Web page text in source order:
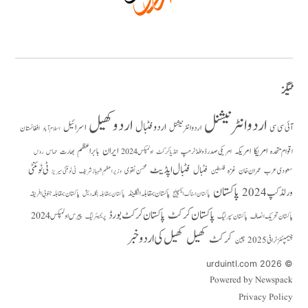
ٹیگز
آئی سی سی اردو انٹرنیشنل اردو انٹر نیشنل اردو فٹبالاردو کھیل اسرائیل اسلام آباد افغانستان
اقوام متحدہ امریکا امریکہ امریکی صدر ڈونلڈ ٹرمپ انڈیا کرکٹ اولمپکس 2024 ایران بابر اعظم بھارت حماس روس
سعودی عرب عمران خان غزہ فلسطین فٹبال فٹبال اپڈیٹ محسن نقوی وزیراعظم شہباز شریف ٹی ٹوئنٹی سیریز ٹی ٹوئنٹی
ورلڈ کپ 2024
پاکستان پاکستان اسٹاک ایکسچینج پاکستان بمقابلہ انگلینڈ پاکستان بمقابلہ بنگلہ دیش پاکستان بمقابلہ جنوبی افریقہ
پاکستان تحریک انصاف پاکستان سپر لیگ پاکستان کرکٹ پاکستان کرکٹ بورڈ پریمیئر لیگ پیرس اولمپکس 2024
چیمپئنز ٹرافی 2025 چین کرکٹ کھیل کھیل کی اردو خبر
© 2026 urduintl.com
Powered by Newspack
Privacy Policy